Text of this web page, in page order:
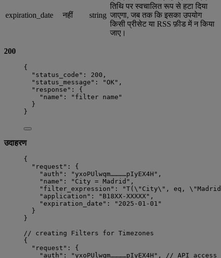
expiration_date नहीं string
तिथि पर स्वचालित रूप से हटा दिया
जाएगा, जब तक कि इसका उपयोग
किसी प्रीसेट या RSS फ़ीड में न किया
जाए।
200
{
"status_code" : 200 ,
"status_message" : "OK" ,
"response" : {
"name" : " filter name "
}
}
उदाहरण
{
"request" : {
"auth" : " yxoPUlwqm…………pIyEX4H " ,
"name" : " City = Madrid " ,
"filter_expression" : "T( \" City\" , eq, \"Madrid
"application" : " B18XX-XXXXX" ,
"expiration_date" : " 2025-01-01 "
}
}
// creating Filters for Timezones
{
"request" : {
"auth" : " yxoPUlwqm…………pIyEX4H " ,
// API access